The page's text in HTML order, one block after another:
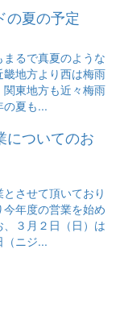
の夏の予定
るで真夏のような
地方より西は梅雨
東地方も近々梅雨
の夏も...
についてのお
させて頂いており
年度の営業を始め
３月２日（日）は
（ニジ...